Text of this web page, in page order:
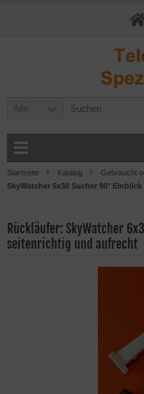
Alle
Startseite Katalog Gebraucht
SkyWatcher 6x30 Sucher 90°
Rückläufer: SkyWatcher
seitenrichtig und aufrecht